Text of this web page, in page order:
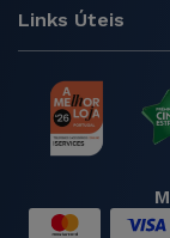
Links Úteis